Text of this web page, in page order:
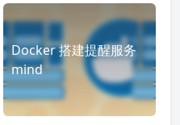
Docker 搭建提醒服务
mind